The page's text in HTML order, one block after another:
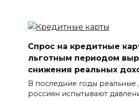
Спрос на кредитные
льготным периодом
снижения реальных
В последние годы реальные
россиян испытывают